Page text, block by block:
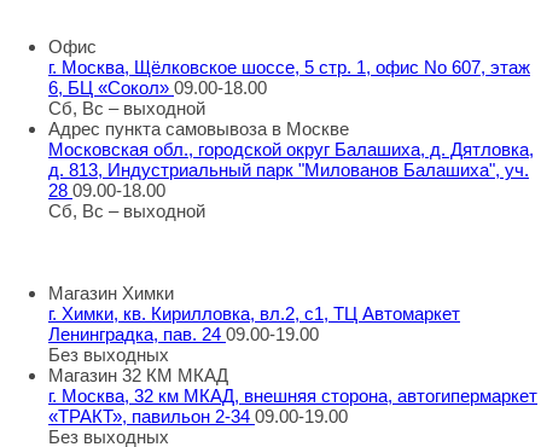
Офис
г. Москва, Щёлковское шоссе, 5 стр. 1, офис No 607, этаж
6, БЦ «Сокол» 09.00-18.00
Сб, Вс – выходной
Адрес пункта самовывоза в Москве
Московская обл., городской округ Балашиха, д. Дятловка,
д. 813, Индустриальный парк "Милованов Балашиха", уч.
28 09.00-18.00
Сб, Вс – выходной
Магазин Химки
г. Химки, кв. Кирилловка, вл.2, с1, ТЦ Автомаркет
Ленинградка, пав. 24 09.00-19.00
Без выходных
Магазин 32 КМ МКАД
г. Москва, 32 км МКАД, внешняя сторона, автогипермаркет
«ТРАКТ», павильон 2-34 09.00-19.00
Без выходных